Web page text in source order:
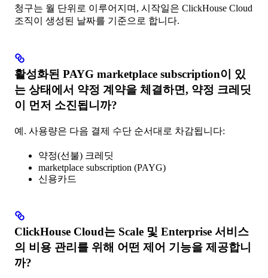
청구는 월 단위로 이루어지며, 시작일은 ClickHouse Cloud
조직이 생성된 날짜를 기준으로 합니다.
활성화된 PAYG marketplace subscription이 있
는 상태에서 약정 계약을 체결하면, 약정 크레딧
이 먼저 소진됩니까?
예. 사용량은 다음 결제 수단 순서대로 차감됩니다:
약정(선불) 크레딧
marketplace subscription (PAYG)
신용카드
ClickHouse Cloud는 Scale 및 Enterprise 서비스
의 비용 관리를 위해 어떤 제어 기능을 제공합니
까?